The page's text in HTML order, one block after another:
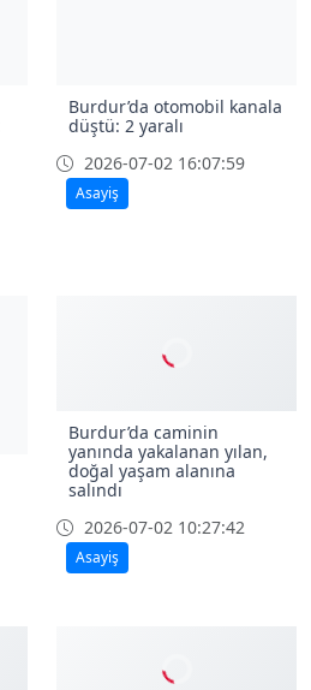
Burdur’da otomobil kanala
düştü: 2 yaralı
2026-07-02 16:07:59
Asayiş
Burdur’da caminin
yanında yakalanan yılan,
doğal yaşam alanına
salındı
2026-07-02 10:27:42
Asayiş